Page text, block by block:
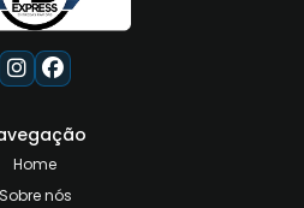
Home
Sobre nós